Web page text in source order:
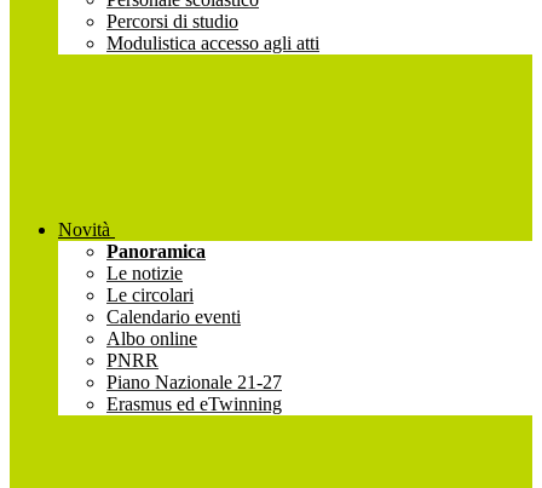
Percorsi di studio
Modulistica accesso agli atti
Novità
Panoramica
Le notizie
Le circolari
Calendario eventi
Albo online
PNRR
Piano Nazionale 21-27
Erasmus ed eTwinning